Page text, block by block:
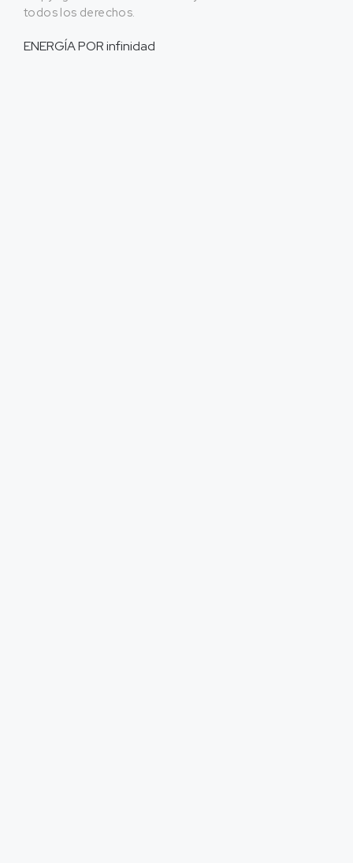
todos los derechos.
ENERGÍA PORinfinidad